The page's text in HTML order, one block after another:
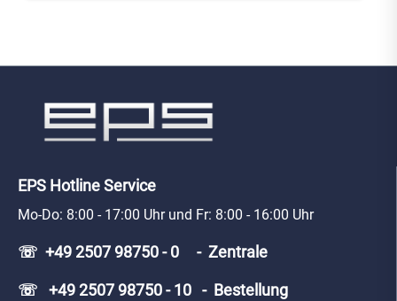
EPS Hotline Service
Mo-Do: 8:00 - 17:00 Uhr und Fr: 8:00 - 16:00 Uhr
☏ +49 2507 98750 - 0 - Zentrale
☏ +49 2507 98750 - 10 - Bestellung